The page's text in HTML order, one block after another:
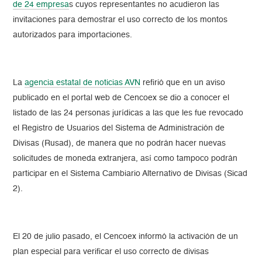
de 24 empresas cuyos representantes no acudieron las
invitaciones para demostrar el uso correcto de los montos
autorizados para importaciones.
Laagencia estatal de noticias AVN refirió que en un aviso
publicado en el portal web de Cencoex se dio a conocer el
listado de las 24 personas jurídicas a las que les fue revocado
el Registro de Usuarios del Sistema de Administración de
Divisas (Rusad), de manera que no podrán hacer nuevas
solicitudes de moneda extranjera, así como tampoco podrán
participar en el Sistema Cambiario Alternativo de Divisas (Sicad
2).
El 20 de julio pasado, el Cencoex informó la activación de un
plan especial para verificar el uso correcto de divisas